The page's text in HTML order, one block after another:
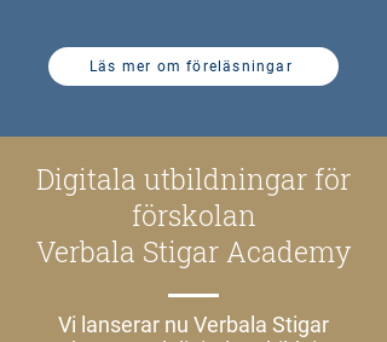
Läs mer om föreläsningar
Digitala utbildningar för
förskolan
Verbala Stigar Academy
Vi lanserar nu Verbala Stigar